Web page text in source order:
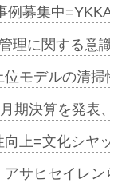
例募集中
理に関する意
位モデルの清
期決算を発表
向上=文化シヤ
サヒセイレ